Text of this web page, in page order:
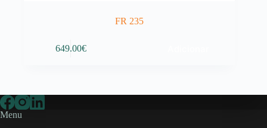
FR 235
649.00€
Menu